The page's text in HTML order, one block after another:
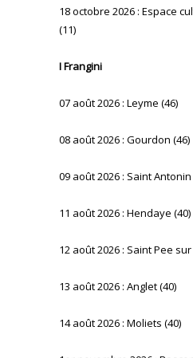
18 octobre 2026 : Espace
(11)
I Frangini
07 août 2026 : Leyme (46)
08 août 2026 : Gourdon (46)
09 août 2026 : Saint
11 août 2026 : Hendaye (40)
12 août 2026 : Saint Pee
13 août 2026 : Anglet (40)
14 août 2026 : Moliets (40)